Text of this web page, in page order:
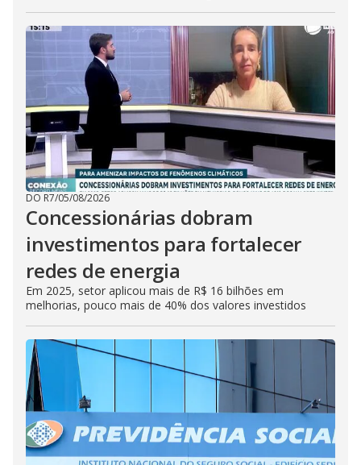
DO R7/05/08/2026
Concessionárias dobram
investimentos para fortalecer
redes de energia
Em 2025, setor aplicou mais de R$ 16 bilhões em
melhorias, pouco mais de 40% dos valores investidos